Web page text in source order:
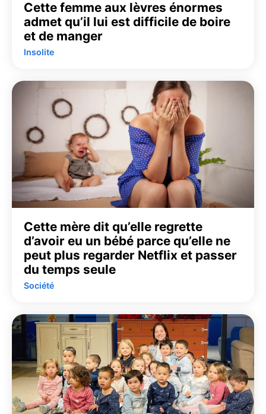
Cette femme aux lèvres énormes
admet qu’il lui est difficile de boire
et de manger
Insolite
Cette mère dit qu’elle regrette
d’avoir eu un bébé parce qu’elle ne
peut plus regarder Netflix et passer
du temps seule
Société